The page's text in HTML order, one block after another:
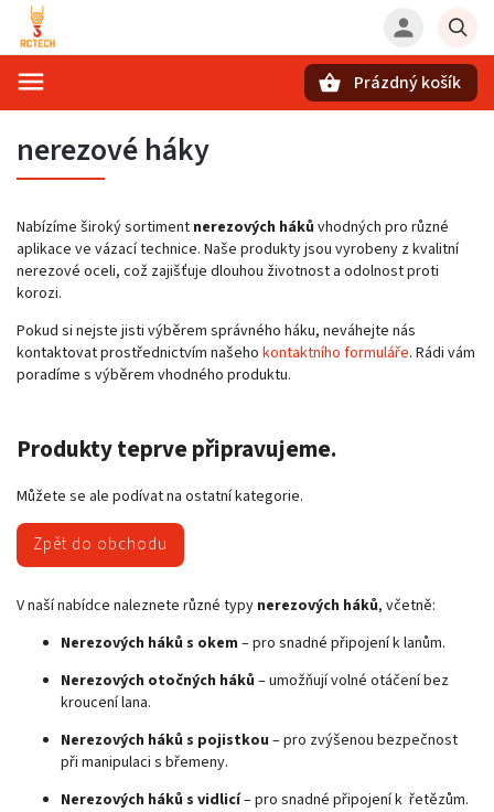
Prázdný košík
nerezové háky
Nabízíme široký sortiment nerezových háků vhodných pro různé
aplikace ve vázací technice. Naše produkty jsou vyrobeny z kvalitní
nerezové oceli, což zajišťuje dlouhou životnost a odolnost proti
korozi.
Pokud si nejste jisti výběrem správného háku, neváhejte nás
kontaktovat prostřednictvím našeho kontaktního formuláře. Rádi vám
poradíme s výběrem vhodného produktu.
Produkty teprve připravujeme.
Můžete se ale podívat na ostatní kategorie.
Zpět do obchodu
V naší nabídce naleznete různé typy nerezových háků, včetně:
Nerezových háků s okem – pro snadné připojení k lanům.
Nerezových otočných háků – umožňují volné otáčení bez
kroucení lana.
Nerezových háků s pojistkou – pro zvýšenou bezpečnost
při manipulaci s břemeny.
Nerezových háků s vidlicí– pro snadné připojení k řetězům.